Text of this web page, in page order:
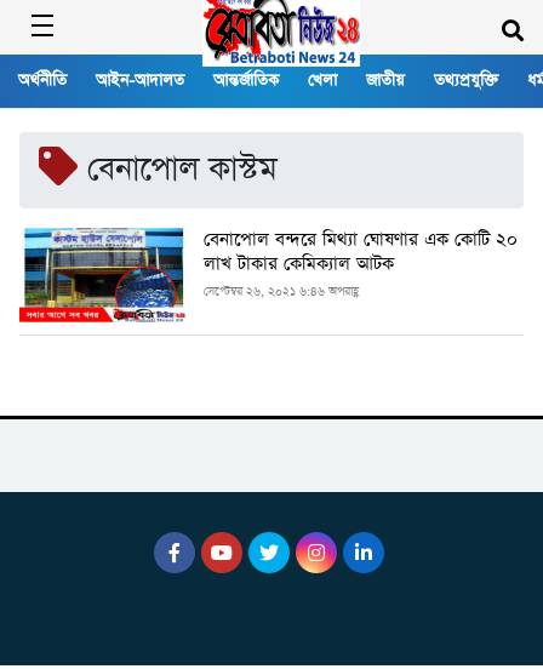
অর্থনীতি আইন-আদালত আন্তর্জাতিক খেলা জাতীয় তথ্যপ্রযুক্তি
বেনাপোল কাস্টম
বেনাপোল বন্দরে মিথ্যা ঘোষণার এক কোটি ২০
লাখ টাকার কেমিক্যাল আটক
সেপ্টেম্বর ২৬, ২০২১ ৬:৪৬ অপরাহ্ণ